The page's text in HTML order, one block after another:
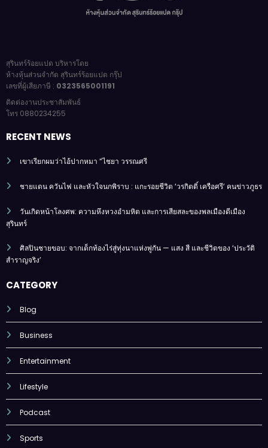
สุรินทร์ร้อยแปด บริหารโดย
ห้างหุ้นส่วนจำกัด สุรินทร์ร้อยแปด กรุ๊ป
เลขที่ผู้เสียภาษี : 0323565001191
ติดต่องานประชาสัมพันธ์
โทร 0880234255
RECENT NEWS
เขาเรียกผมว่าไอ้ปากหมา “ไชยา วรรณศรี
ชายแดน ควันไฟ และหัวใจนกพิราบ : แกะรอยชีวิต ‘วรกิตติ์ เครือศรี’ คนข่าวภูธร
วันเกิดหน้าโลงศพ: ความหึงหวงอำมหิต และการเสียสละของพลเมืองดีเมือง
สุรินทร์
ศิลปินชายขอบ: จากเด็กท้องไร่สู่ทุ่งนาแห่งพู่กัน — แสง สี และชีวิตของ ‘ประวัติ
สำราญจริง’
CATEGORY
Blog
Business
Entertainment
Lifestyle
Podcast
Sports